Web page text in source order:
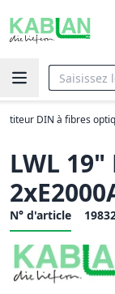
DIN à fibres
LWL 19"
N° d'article